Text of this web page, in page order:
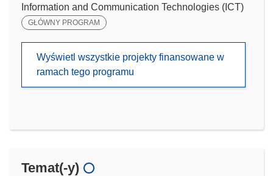
Information and Communication Technologies (ICT)
GŁÓWNY PROGRAM
Wyświetl wszystkie projekty finansowane w
ramach tego programu
Temat(-y)